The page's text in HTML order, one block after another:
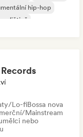
hip-hop
Lo-fiBossa nova
Mainstream
nebo